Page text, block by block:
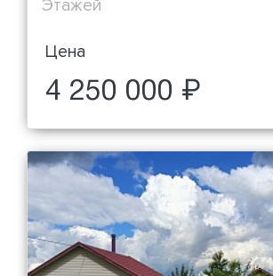
Этажей
Цена
4 250 000 ₽